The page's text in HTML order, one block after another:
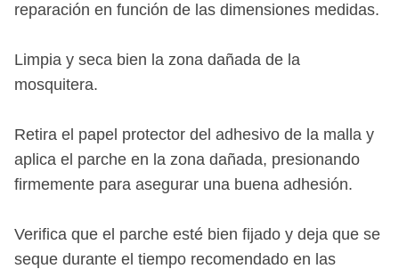
reparación en función de las dimensiones medidas.
Limpia y seca bien la zona dañada de la
mosquitera.
Retira el papel protector del adhesivo de la malla y
aplica el parche en la zona dañada, presionando
firmemente para asegurar una buena adhesión.
Verifica que el parche esté bien fijado y deja que se
seque durante el tiempo recomendado en las